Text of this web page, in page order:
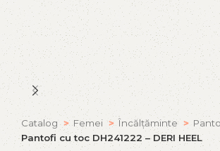
Catalog Femei Încălțăminte
Pantofi cu toc DH241222 – DERI HEEL